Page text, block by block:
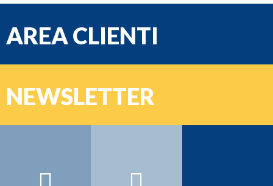
AREA CLIENTI
NEWSLETTER